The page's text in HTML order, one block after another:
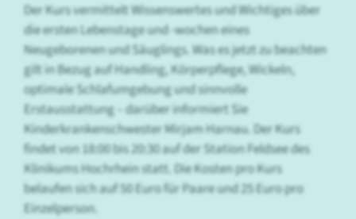
Der Kurs vermittelt Wissenswertes und Wichtiges über
die ersten Lebenstage und -wochen eines
Neugeborenen und Säuglings. Was es jetzt zu beachten
gilt in Bezug auf Handling, Körperpflege, Wickeln,
optimale Schlafumgebung und sinnvolle
Erstausstattung – darüber informiert Sie
Kinderkrankenschwester Mirjam Harnau. Der Kurs
findet von 18:00 bis 20:30 auf der Station Feldsee des
Klinikums Hochrhein statt. Die Kosten pro Kurs
belaufen sich auf 50 Euro für Paare und 25 Euro pro
Einzelperson.